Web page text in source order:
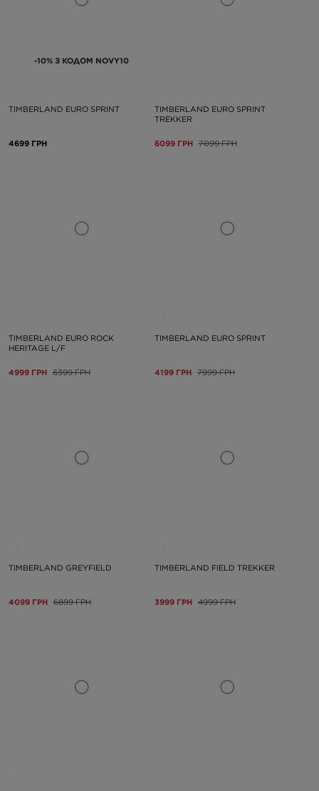
-10% З КОДОМ NOVY10
TIMBERLAND EURO SPRINT
4699 ГРН
TIMBERLAND EURO SPRINT
TREKKER
6099 ГРН 7099 ГРН
TIMBERLAND EURO ROCK
HERITAGE L/F
4999 ГРН 6399 ГРН
TIMBERLAND EURO SPRINT
4199 ГРН 7999 ГРН
TIMBERLAND GREYFIELD
4099 ГРН 6899 ГРН
TIMBERLAND FIELD TREKKER
3999 ГРН 4999 ГРН